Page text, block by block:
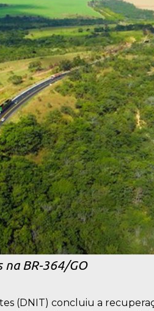
BR-364/GO
(DNIT) concluiu a